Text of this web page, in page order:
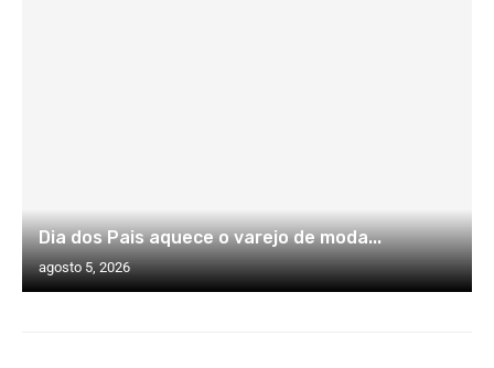
Dia dos Pais aquece o varejo de moda...
agosto 5, 2026